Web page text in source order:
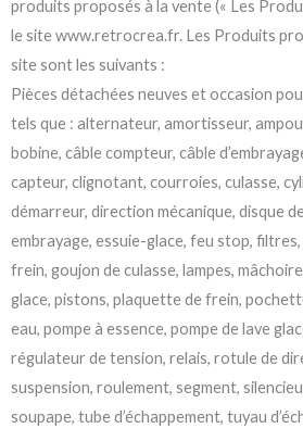
produits proposés à la vente (« Les
le site www.retrocrea.fr. Les Produits
site sont les suivants :
Pièces détachées neuves et occasion
tels que : alternateur, amortisseur,
bobine, câble compteur, câble
capteur, clignotant, courroies, culasse,
démarreur, direction mécanique, disque
embrayage, essuie-glace, feu stop,
frein, goujon de culasse, lampes,
glace, pistons, plaquette de frein,
eau, pompe à essence, pompe de lave
régulateur de tension, relais, rotule de
suspension, roulement, segment,
soupape, tube d’échappement, tuyau